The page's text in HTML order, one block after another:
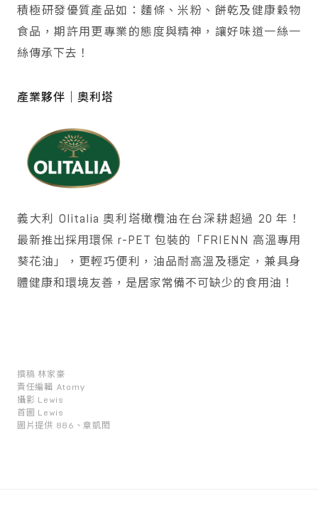
積極研發優質產品如：麵條、米粉、餅乾及健康穀物
食品，期許用更專業的態度與精神，讓好味道一絲一
絲傳承下去！
產業夥伴｜奧利塔
義大利 Olitalia 奧利塔橄欖油在台深耕超過 20 年！
最新推出採用環保 r-PET 包裝的「FRIENN 高溫專用
葵花油」，更輕巧便利，油品耐高溫及穩定，兼具身
體健康和環境友善，是居家常備不可缺少的食用油！
撰稿 林家豪
責任編輯 Atomy
攝影 Lewis
首圖 Lewis
圖片提供 886、章凱閎